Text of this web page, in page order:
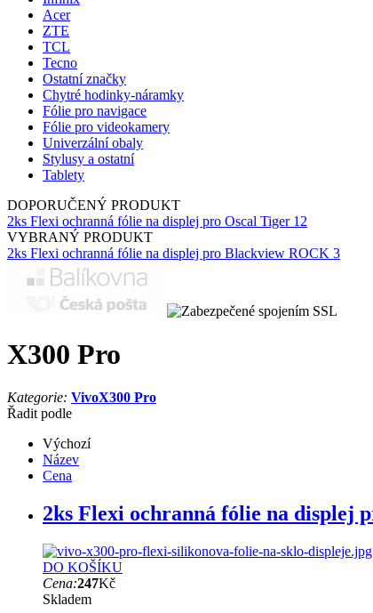
Acer
ZTE
TCL
Tecno
Ostatní značky
Chytré hodinky-náramky
Fólie pro navigace
Fólie pro videokamery
Univerzální obaly
Stylusy a ostatní
Tablety
DOPORUČENÝ PRODUKT
2ks Flexi ochranná fólie na displej pro Oscal Tiger 12
VYBRANÝ PRODUKT
2ks Flexi ochranná fólie na displej pro Blackview ROCK 3
X300 Pro
Kategorie: VivoX300 Pro
Řadit podle
Výchozí
Název
Cena
2ks Flexi ochranná fólie na displej
DO KOŠÍKU
Cena:247Kč
Skladem